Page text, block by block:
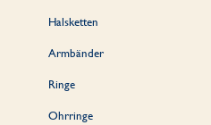
Halsketten
Armbänder
Ringe
Ohrringe